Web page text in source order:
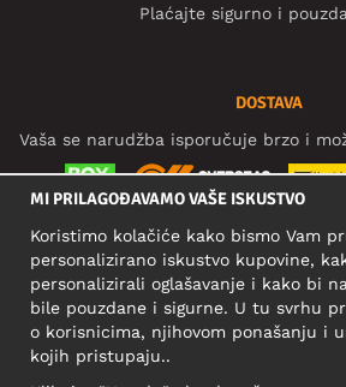
Plaćajte sigurno i
DOSTAVA
Vaša se narudžba isporučuje brzo i
DRUŠTVENE MREŽE
POSLOVNA ADRESA
MI PRILAGOĐAVAMO VAŠE ISKUSTVO
Koristimo kolačiće kako bismo Vam
personalizirano iskustvo kupovine,
personalizirali oglašavanje i kako bi
bile pouzdane i sigurne. U tu svrhu
o korisnicima, njihovom ponašanju i
kojih pristupaju..